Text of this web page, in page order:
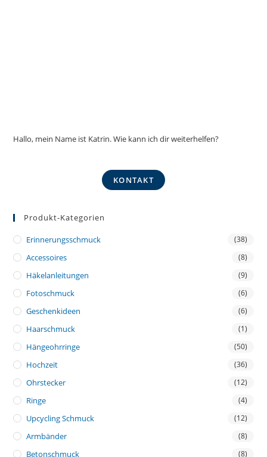
Hallo, mein Name ist Katrin. Wie kann ich dir weiterhelfen?
KONTAKT
Produkt-Kategorien
Erinnerungsschmuck (38)
Accessoires (8)
Häkelanleitungen (9)
Fotoschmuck (6)
Geschenkideen (6)
Haarschmuck (1)
Hängeohrringe (50)
Hochzeit (36)
Ohrstecker (12)
Ringe (4)
Upcycling Schmuck (12)
Armbänder (8)
Betonschmuck (8)